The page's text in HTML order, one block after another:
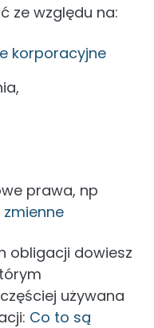
ze względu na:
korporacyjne
prawa, np
obligacji dowiesz
używana
Co to są